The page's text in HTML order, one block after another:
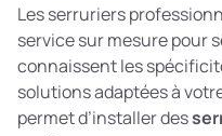
Les serruriers
service sur mesure pour
connaissent les
solutions adaptées à
permet d’installer des